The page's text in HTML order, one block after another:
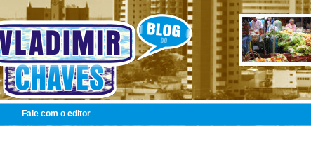
Fale com o editor